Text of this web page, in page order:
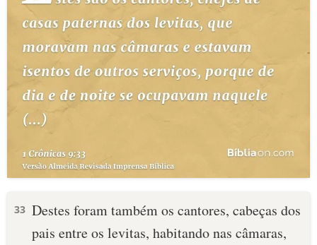
33 Destes foram também os cantores, cabeças dos
pais entre os levitas, habitando nas câmaras,